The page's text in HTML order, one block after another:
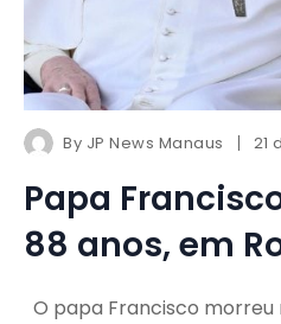
By JP News Manaus 21
Papa
88 anos, em
O papa Francisco